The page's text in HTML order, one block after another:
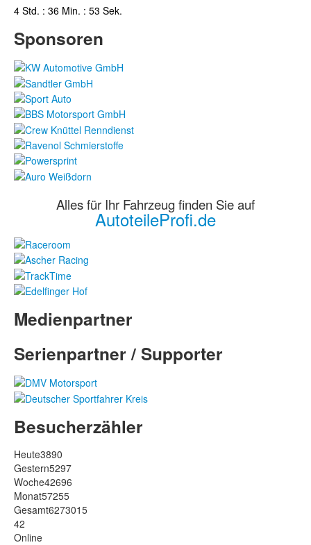
4 Std. : 36 Min. : 54 Sek.
Sponsoren
Alles für Ihr Fahrzeug finden Sie auf
AutoteileProfi.de
Medienpartner
Serienpartner / Supporter
Besucherzähler
Heute3890
Gestern5297
Woche42696
Monat57255
Gesamt6273015
42
Online